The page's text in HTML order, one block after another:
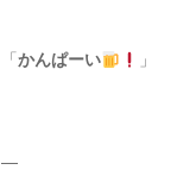
「 かんぱーい 」
—